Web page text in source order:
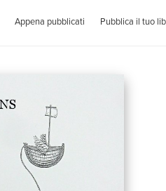
Appena pubblicati Pubblica il tuo